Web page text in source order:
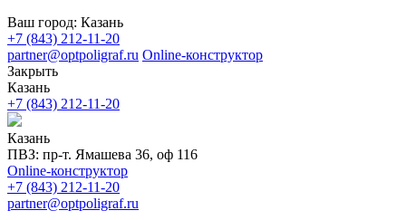
Ваш город: Казань
+7 (843) 212-11-20
partner@optpoligraf.ru Online-конструктор
Закрыть
Казань
+7 (843) 212-11-20
Казань
ПВЗ: пр-т. Ямашева 36, оф 116
Online-конструктор
+7 (843) 212-11-20
partner@optpoligraf.ru